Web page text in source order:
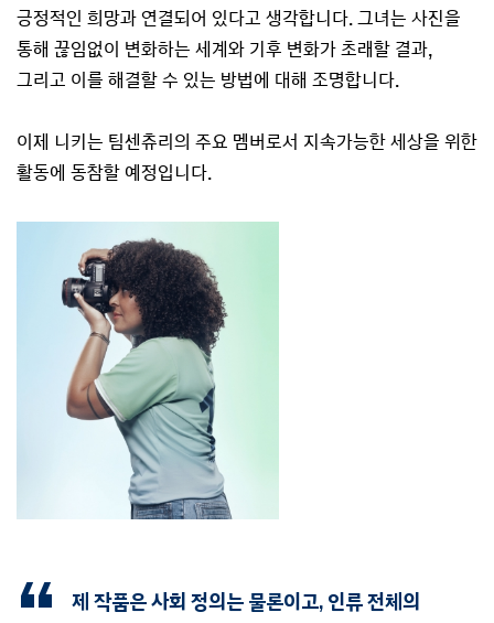
긍정적인 희망과 연결되어 있다고 생각합니다. 그녀는 사진을
통해 끊임없이 변화하는 세계와 기후 변화가 초래할 결과,
그리고 이를 해결할 수 있는 방법에 대해 조명합니다.
이제 니키는 팀센츄리의 주요 멤버로서 지속가능한 세상을 위한
활동에 동참할 예정입니다.
제 작품은 사회 정의는 물론이고, 인류 전체의